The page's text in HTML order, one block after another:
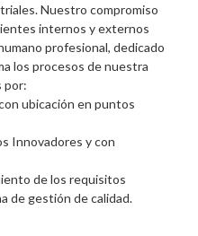
Nuestro compromiso
internos y externos
profesional, dedicado
los procesos de nuestra
por:
ubicación en puntos
Innovadores y con
de los requisitos
de gestión de calidad.